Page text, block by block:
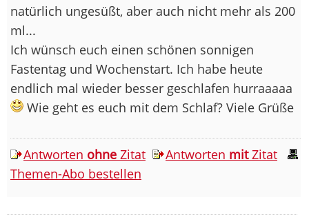
natürlich ungesüßt, aber auch nicht mehr als 200
ml...
Ich wünsch euch einen schönen sonnigen
Fastentag und Wochenstart. Ich habe heute
endlich mal wieder besser geschlafen hurraaaaa
Wie geht es euch mit dem Schlaf? Viele Grüße
Antworten ohne Zitat Antworten mitZitat
Themen-Abo bestellen